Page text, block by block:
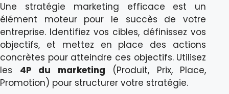
Une stratégie marketing efficace est un
élément moteur pour le succès de votre
entreprise. Identifiez vos cibles, définissez vos
objectifs, et mettez en place des actions
concrètes pour atteindre ces objectifs. Utilisez
les 4P du marketing (Produit, Prix, Place,
Promotion) pour structurer votre stratégie.